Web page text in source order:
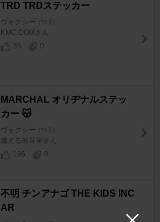
TRD TRDステッカー
ヴォクシー [70系]
KMC.COMさん
36
0
MARCHAL オリヂナルステッ
カー 😽
ヴォクシー [70系]
燃える教育車さん
196
0
不明 チンアナゴ THE KIDS INC
AR